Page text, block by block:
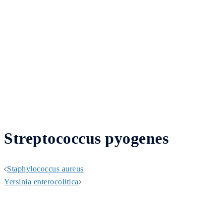
Streptococcus pyogenes
Post
navigation
Staphylococcus aureus
Yersinia enterocolitica